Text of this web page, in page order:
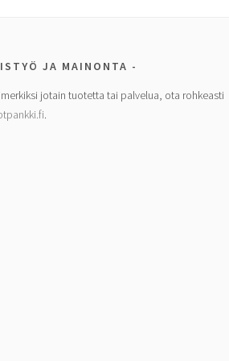
JA MAINONTA
jotain tuotetta tai palvelua, ota rohkeasti
.